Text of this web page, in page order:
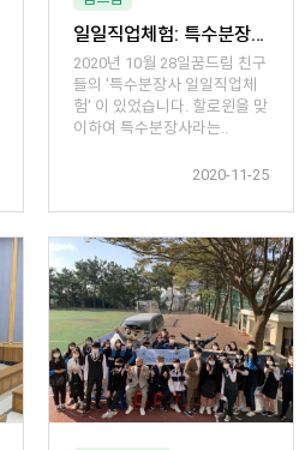
일일직업체험: 특수분장사
2020년 10월 28일꿈드림 친구
들의 '특수분장사 일일직업체
험' 이 있었습니다. 할로윈을 맞
이하여 특수분장사라는..
2020-11-25